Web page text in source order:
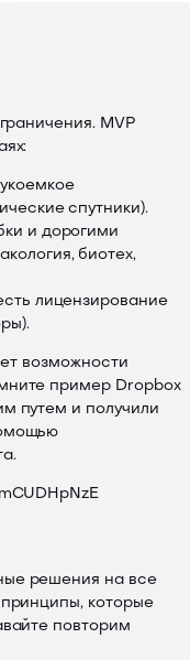
MVP
спутники).
и дорогими
биотех,
лицензирование
возможности
пример Dropbox
путем и получили
решения на все
которые
повторим